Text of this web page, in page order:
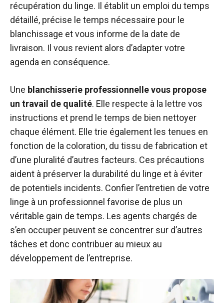
récupération du linge. Il établit un emploi du temps
détaillé, précise le temps nécessaire pour le
blanchissage et vous informe de la date de
livraison. Il vous revient alors d’adapter votre
agenda en conséquence.
Une blanchisserie professionnelle vous propose
un travail de qualité. Elle respecte à la lettre vos
instructions et prend le temps de bien nettoyer
chaque élément. Elle trie également les tenues en
fonction de la coloration, du tissu de fabrication et
d’une pluralité d’autres facteurs. Ces précautions
aident à préserver la durabilité du linge et à éviter
de potentiels incidents. Confier l’entretien de votre
linge à un professionnel favorise de plus un
véritable gain de temps. Les agents chargés de
s’en occuper peuvent se concentrer sur d’autres
tâches et donc contribuer au mieux au
développement de l’entreprise.